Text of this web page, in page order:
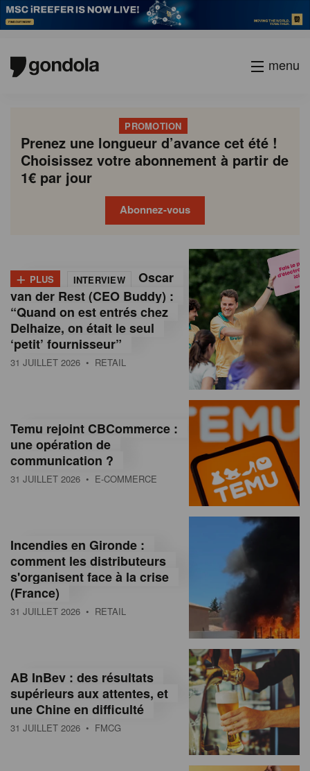
menu
PROMOTION
Prenez une longueur d’avance cet été !
Choisissez votre abonnement à partir de
1€ par jour
Abonnez-vous
o
n
d
o
M
a
g
n
e
n
o
+ PLUS INTERVIEW
Oscar
van der Rest (CEO Buddy) :
“Quand on est entrés chez
Delhaize, on était le seul
‘petit’ fournisseur”
31 JUILLET 2026 • RETAIL
Temu rejoint CBCommerce :
une opération de
communication ?
31 JUILLET 2026 • E-COMMERCE
Incendies en Gironde :
comment les distributeurs
s'organisent face à la crise
(France)
31 JUILLET 2026 • RETAIL
AB InBev : des résultats
supérieurs aux attentes, et
une Chine en difficulté
31 JUILLET 2026 • FMCG